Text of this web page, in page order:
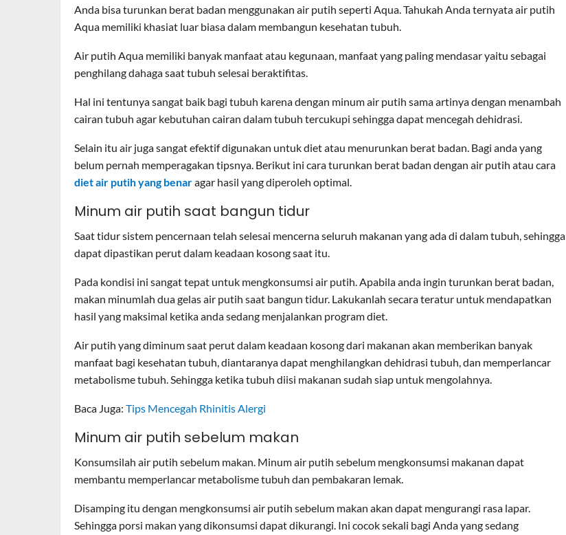
Anda bisa turunkan berat badan menggunakan air putih seperti Aqua. Tahukah Anda ternyata air putih
Aqua memiliki khasiat luar biasa dalam membangun kesehatan tubuh.
Air putih Aqua memiliki banyak manfaat atau kegunaan, manfaat yang paling mendasar yaitu sebagai
penghilang dahaga saat tubuh selesai beraktifitas.
Hal ini tentunya sangat baik bagi tubuh karena dengan minum air putih sama artinya dengan menambah
cairan tubuh agar kebutuhan cairan dalam tubuh tercukupi sehingga dapat mencegah dehidrasi.
Selain itu air juga sangat efektif digunakan untuk diet atau menurunkan berat badan. Bagi anda yang
belum pernah memperagakan tipsnya. Berikut ini cara turunkan berat badan dengan air putih atau cara
diet air putih yang benaragar hasil yang diperoleh optimal.
Minum air putih saat bangun tidur
Saat tidur sistem pencernaan telah selesai mencerna seluruh makanan yang ada di dalam tubuh, sehingga
dapat dipastikan perut dalam keadaan kosong saat itu.
Pada kondisi ini sangat tepat untuk mengkonsumsi air putih. Apabila anda ingin turunkan berat badan,
makan minumlah dua gelas air putih saat bangun tidur. Lakukanlah secara teratur untuk mendapatkan
hasil yang maksimal ketika anda sedang menjalankan program diet.
Air putih yang diminum saat perut dalam keadaan kosong dari makanan akan memberikan banyak
manfaat bagi kesehatan tubuh, diantaranya dapat menghilangkan dehidrasi tubuh, dan memperlancar
metabolisme tubuh. Sehingga ketika tubuh diisi makanan sudah siap untuk mengolahnya.
Baca Juga: Tips Mencegah Rhinitis Alergi
Minum air putih sebelum makan
Konsumsilah air putih sebelum makan. Minum air putih sebelum mengkonsumsi makanan dapat
membantu memperlancar metabolisme tubuh dan pembakaran lemak.
Disamping itu dengan mengkonsumsi air putih sebelum makan akan dapat mengurangi rasa lapar.
Sehingga porsi makan yang dikonsumsi dapat dikurangi. Ini cocok sekali bagi Anda yang sedang